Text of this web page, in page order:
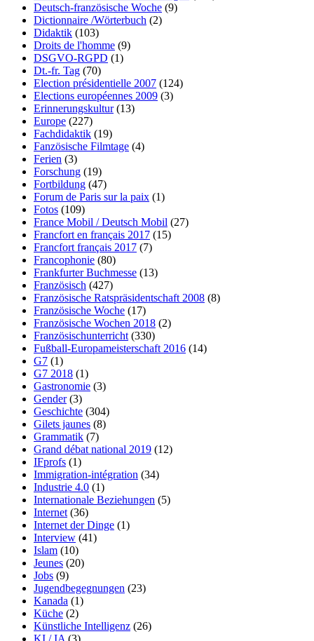
Deutsch-französische Woche (9)
Dictionnaire /Wörterbuch (2)
Didaktik (103)
Droits de l'homme (9)
DSGVO-RGPD (1)
Dt.-fr. Tag (70)
Election présidentielle 2007 (124)
Elections européennes 2009 (3)
Erinnerungskultur(13)
Europe (227)
Fachdidaktik (19)
Fanzösische Filmtage (4)
Ferien (3)
Forschung (19)
Fortbildung (47)
Forum de Paris sur la paix (1)
Fotos (109)
France Mobil / Deutsch Mobil (27)
Francfort en français 2017 (15)
Francfort français 2017 (7)
Francophonie (80)
Frankfurter Buchmesse (13)
Französisch (427)
Französische Ratspräsidentschaft 2008 (8)
Französische Woche (17)
Französische Wochen 2018 (2)
Französischunterricht (330)
Fußball-Europameisterschaft 2016 (14)
G7 (1)
G7 2018 (1)
Gastronomie (3)
Gender(3)
Geschichte (304)
Gilets jaunes (8)
Grammatik (7)
Grand débat national 2019 (12)
IFprofs (1)
Immigration-intégration (34)
Industrie 4.0 (1)
Internationale Beziehungen (5)
Internet (36)
Internet der Dinge (1)
Interview (41)
Islam (10)
Jeunes (20)
Jobs (9)
Jugendbegegnungen (23)
Kanada (1)
Küche (2)
Künstliche Intelligenz (26)